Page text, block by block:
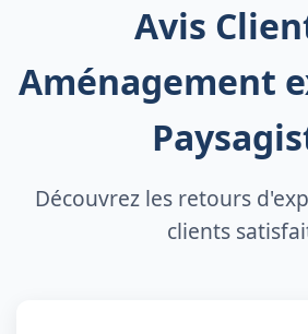
Avis
Aménagement
Découvrez les retours
clients